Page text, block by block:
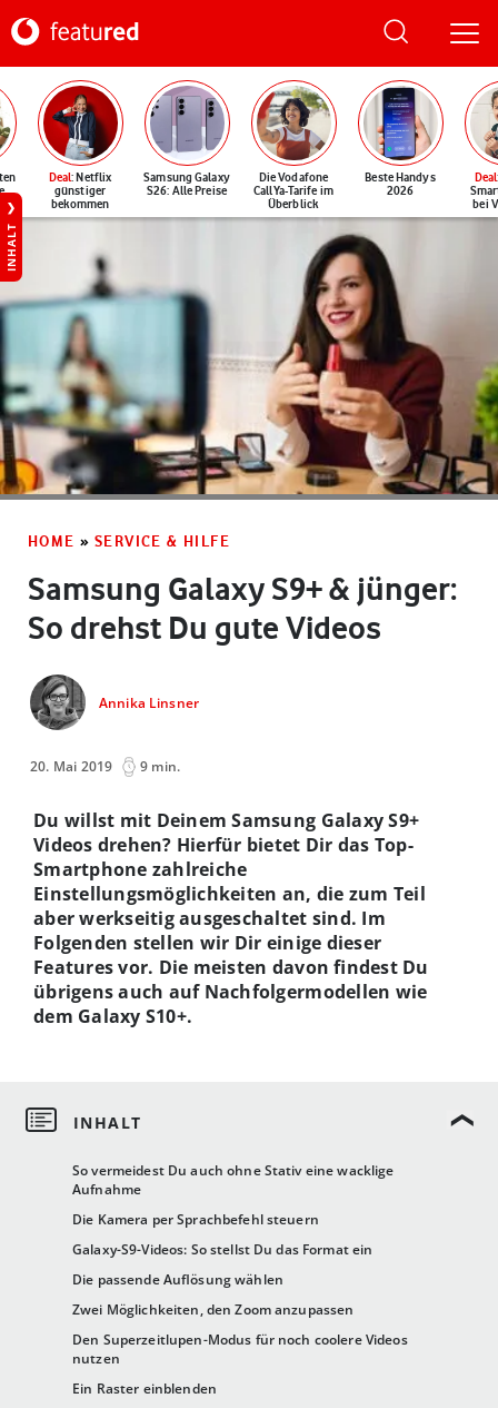
Deal: Netflix
günstiger
bekommen
Samsung Galaxy
S26: Alle Preise
Die Vodafone
CallYa-Tarife im
Überblick
Beste Handys
2026
Deal
bei
INHALT
HOME » SERVICE & HILFE
Samsung Galaxy S9+ & jünger:
So drehst Du gute Videos
Annika Linsner
20. Mai 2019 9 min.
So vermeidest Du auch ohne Stativ eine wacklige
Aufnahme
Die Kamera per Sprachbefehl steuern
Galaxy-S9-Videos: So stellst Du das Format ein
Die passende Auflösung wählen
Zwei Möglichkeiten, den Zoom anzupassen
Den Superzeitlupen-Modus für noch coolere Videos
nutzen
Ein Raster einblenden
Du willst mit Deinem Samsung Galaxy S9+
Videos drehen? Hierfür bietet Dir das Top-
Smartphone zahlreiche
Einstellungsmöglichkeiten an, die zum Teil
aber werkseitig ausgeschaltet sind. Im
Folgenden stellen wir Dir einige dieser
Features vor. Die meisten davon findest Du
übrigens auch auf Nachfolgermodellen wie
dem Galaxy S10+.